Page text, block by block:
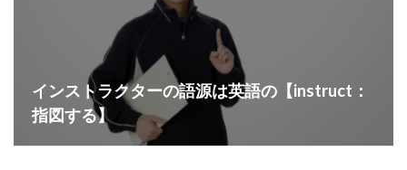
インストラクターの語源は英語の【instruct：
指図する】